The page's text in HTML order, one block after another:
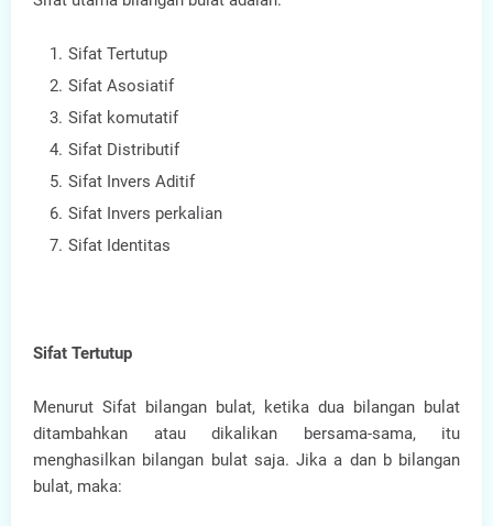
Sifat Tertutup
Sifat Asosiatif
Sifat komutatif
Sifat Distributif
Sifat Invers Aditif
Sifat Invers perkalian
Sifat Identitas
Sifat Tertutup
Menurut Sifat bilangan bulat, ketika dua bilangan bulat
ditambahkan atau dikalikan bersama-sama, itu
menghasilkan bilangan bulat saja. Jika a dan b bilangan
bulat, maka: